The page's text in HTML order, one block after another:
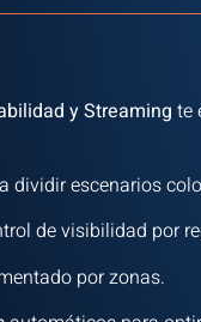
y Streaming te
dividir escenarios
de visibilidad por
por zonas.